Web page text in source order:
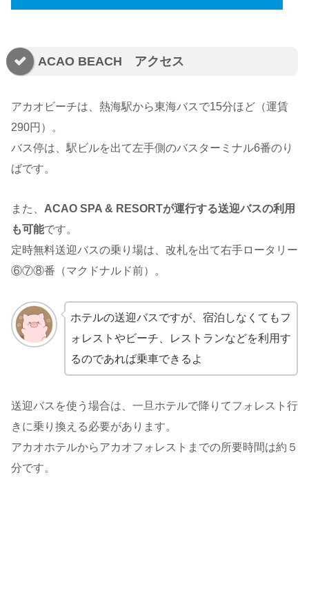
ACAO BEACH アクセス
アカオビーチは、熱海駅から東海バスで15分ほど（運賃
290円）。
バス停は、駅ビルを出て左手側のバスターミナル6番のり
ばです。
また、 ACAO SPA & RESORTが運行する送迎バスの利用
も可能です。
定時無料送迎バスの乗り場は、改札を出て右手ロータリー
⑥⑦⑧番（マクドナルド前）。
ホテルの送迎バスですが、宿泊しなくてもフ
ォレストやビーチ、レストランなどを利用す
るのであれば乗車できるよ
送迎バスを使う場合は、一旦ホテルで降りてフォレスト行
きに乗り換える必要があります。
アカオホテルからアカオフォレストまでの所要時間は約５
分です。